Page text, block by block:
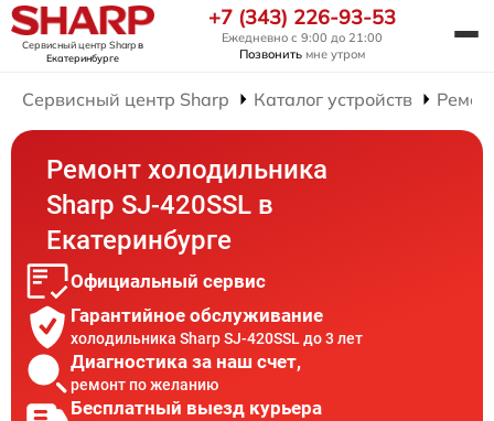
Сервисный центр Sharpв
Екатеринбурге
+7 (343) 226-93-53
Ежедневно с 9:00 до 21:00
Позвонить мне утром
Сервисный центр Sharp Каталог устройств
Ремонт холодильника
Sharp SJ-420SSL в
Екатеринбурге
Официальный сервис
Гарантийное обслуживание
холодильника Sharp SJ-420SSL до 3 лет
Диагностика за наш счет,
ремонт по желанию
Бесплатный выезд курьера